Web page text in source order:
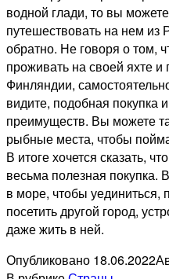
водной глади, то вы
путешествовать на нем
обратно. Не говоря о том,
проживать на своей яхте
Финляндии,
видите, подобная покупка
преимуществ. Вы можете
рыбные места, чтобы
В итоге хочется сказать,
весьма полезная покупка.
в море, чтобы уединиться,
посетить другой город,
даже жить в ней.
Опубликовано 18.06.2022